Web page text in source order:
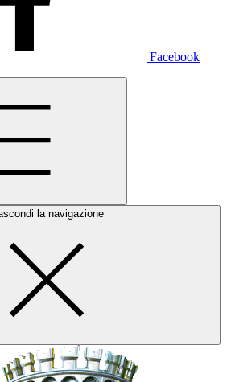
Facebook
la navigazione